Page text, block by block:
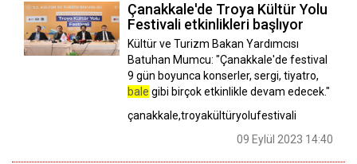
Çanakkale'de Troya Kültür Yolu
Festivali etkinlikleri başlıyor
Kültür ve Turizm Bakan Yardımcısı
Batuhan Mumcu: "Çanakkale'de festival
9 gün boyunca konserler, sergi, tiyatro,
bale gibi birçok etkinlikle devam edecek."
çanakkale,troyakültüryolufestivali
09 Eylül 2023 14:40